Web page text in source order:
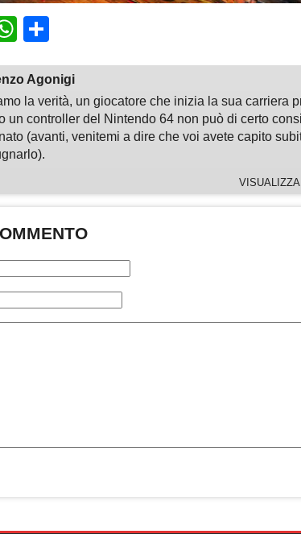
WhatsApp
Agonigi
la verità, un giocatore che inizia la sua carriera
un controller del Nintendo 64 non può di certo
(avanti, venitemi a dire che voi avete capito